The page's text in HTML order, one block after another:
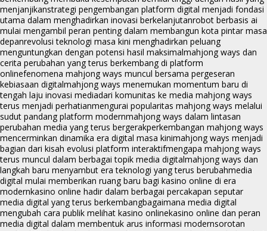
menjanjikanstrategi pengembangan platform digital menjadi fondasi
utama dalam menghadirkan inovasi berkelanjutanrobot berbasis ai
mulai mengambil peran penting dalam membangun kota pintar masa
depanrevolusi teknologi masa kini menghadirkan peluang
menguntungkan dengan potensi hasil maksimalmahjong ways dan
cerita perubahan yang terus berkembang di platform
onlinefenomena mahjong ways muncul bersama pergeseran
kebiasaan digitalmahjong ways menemukan momentum baru di
tengah laju inovasi mediadari komunitas ke media mahjong ways
terus menjadi perhatianmengurai popularitas mahjong ways melalui
sudut pandang platform modernmahjong ways dalam lintasan
perubahan media yang terus bergerakperkembangan mahjong ways
mencerminkan dinamika era digital masa kinimahjong ways menjadi
bagian dari kisah evolusi platform interaktifmengapa mahjong ways
terus muncul dalam berbagai topik media digitalmahjong ways dan
langkah baru menyambut era teknologi yang terus berubahmedia
digital mulai memberikan ruang baru bagi kasino online di era
modernkasino online hadir dalam berbagai percakapan seputar
media digital yang terus berkembangbagaimana media digital
mengubah cara publik melihat kasino onlinekasino online dan peran
media digital dalam membentuk arus informasi modernsorotan